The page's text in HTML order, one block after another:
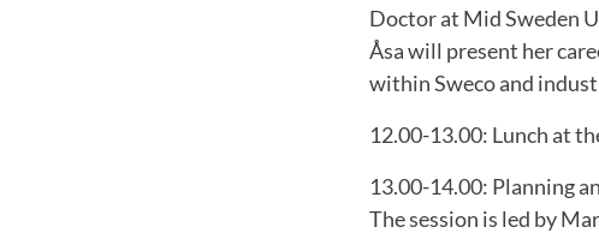
Doctor at Mid Sweden
Åsa will present her
within Sweco and
12.00-13.00: Lunch at
13.00-14.00: Planning
The session is led by